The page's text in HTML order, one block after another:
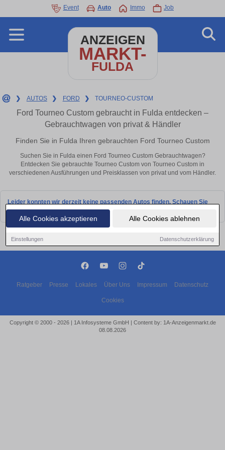
Alle Cookies akzeptieren Alle Cookies ablehnen
Einstellungen Datenschutzerklärung
Event Auto Immo Job
ANZEIGEN
MARKT-
FULDA
❯ AUTOS ❯ FORD ❯ TOURNEO-CUSTOM
Ford Tourneo Custom gebraucht in Fulda entdecken –
Gebrauchtwagen von privat & Händler
Finden Sie in Fulda Ihren gebrauchten Ford Tourneo Custom
Suchen Sie in Fulda einen Ford Tourneo Custom Gebrauchtwagen?
Entdecken Sie gebrauchte Tourneo Custom von Tourneo Custom in
verschiedenen Ausführungen und Preisklassen von privat und vom Händler.
Leider konnten wir derzeit keine passenden Autos finden. Schauen Sie
bald wieder vorbei!
Ratgeber Presse Lokales Über Uns Impressum Datenschutz
Cookies
Copyright © 2000 - 2026 | 1A Infosysteme GmbH | Content by: 1A-Anzeigenmarkt.de
08.08.2026